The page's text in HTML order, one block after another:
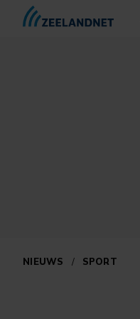
NIEUWS / SPORT